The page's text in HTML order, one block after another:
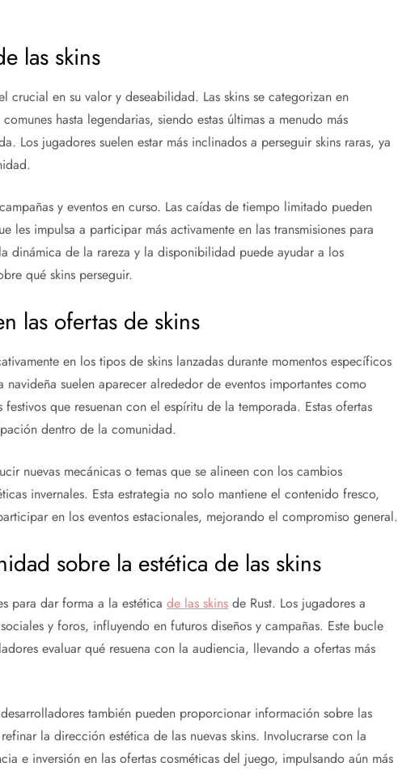
las skins
crucial en su valor y deseabilidad. Las skins se categorizan en
hasta legendarias, siendo estas últimas a menudo más
Los jugadores suelen estar más inclinados a perseguir skins raras, ya
y eventos en curso. Las caídas de tiempo limitado pueden
les impulsa a participar más activamente en las transmisiones para
dinámica de la rareza y la disponibilidad puede ayudar a los
qué skins perseguir.
las ofertas de skins
en los tipos de skins lanzadas durante momentos específicos
suelen aparecer alrededor de eventos importantes como
que resuenan con el espíritu de la temporada. Estas ofertas
dentro de la comunidad.
nuevas mecánicas o temas que se alineen con los cambios
invernales. Esta estrategia no solo mantiene el contenido fresco,
en los eventos estacionales, mejorando el compromiso general.
sobre la estética de las skins
para dar forma a la estéticade las skins de Rust. Los jugadores a
y foros, influyendo en futuros diseños y campañas. Este bucle
evaluar qué resuena con la audiencia, llevando a ofertas más
también pueden proporcionar información sobre las
la dirección estética de las nuevas skins. Involucrarse con la
e inversión en las ofertas cosméticas del juego, impulsando aún más